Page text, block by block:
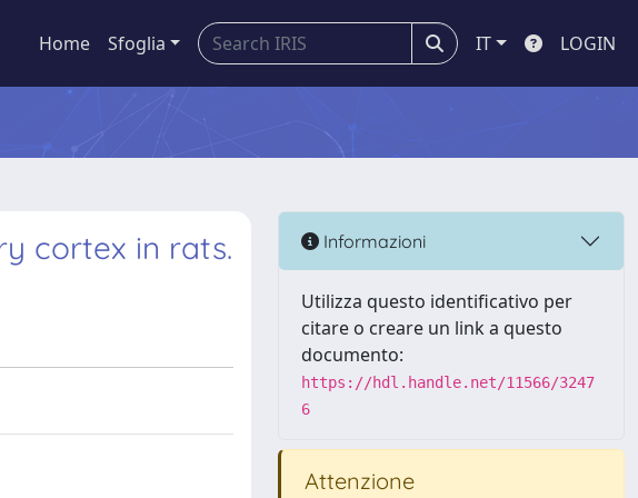
Home Sfoglia IT LOGIN
cortex in rats. Informazioni
Utilizza questo identificativo per
citare o creare un link a questo
documento:
https://hdl.handle.net/11566/3247
6
Attenzione